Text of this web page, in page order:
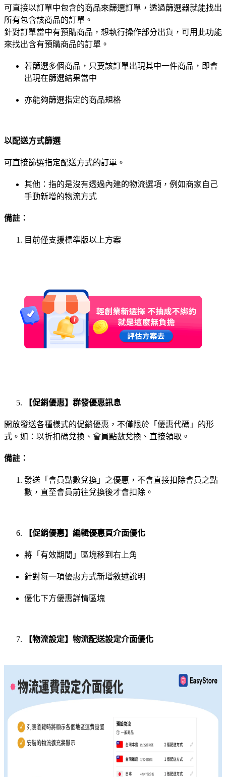
可直接以訂單中包含的商品來篩選訂單，透過篩選器就能找出
所有包含該商品的訂單。
針對訂單當中有預購商品，想執行操作部分出貨，可用此功能
來找出含有預購商品的訂單。
若篩選多個商品，只要該訂單出現其中一件商品，即會
出現在篩選結果當中
亦能夠篩選指定的商品規格
以配送方式篩選
可直接篩選指定配送方式的訂單。
其他：指的是沒有透過內建的物流選項，例如商家自己
手動新增的物流方式
備註：
目前僅支援標準版以上方案
【促銷優惠】群發優惠訊息
開放發送各種樣式的促銷優惠，不僅限於「優惠代碼」的形
式。如：以折扣碼兌換、會員點數兌換、直接領取。
備註：
發送「會員點數兌換」之優惠，不會直接扣除會員之點
數，直至會員前往兌換後才會扣除。
【促銷優惠】編輯優惠頁介面優化
將「有效期間」區塊移到右上角
針對每一項優惠方式新增敘述說明
優化下方優惠詳情區塊
【物流設定】物流配送設定介面優化